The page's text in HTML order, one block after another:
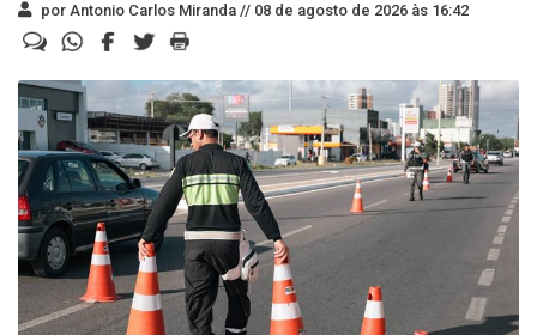
por Antonio Carlos Miranda // 08 de agosto de 2026 às 16:42